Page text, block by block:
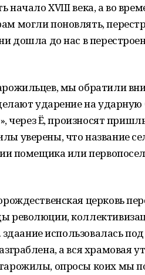
начало XVIII века, а во
могли поновлять,
дошла до нас в
мы обратили
ударение на
через Ё, произносят
уверены, что название
помещика или
церковь
революции,
использовалась под
а вся храмовая
опросы коих мы